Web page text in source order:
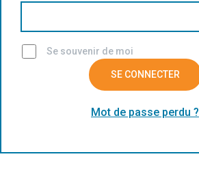
Se souvenir de moi
SE CONNECTER
Mot de passe perdu ?